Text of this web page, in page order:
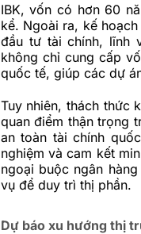
IBK, vốn có hơn 60
kể. Ngoài ra, kế
đầu tư tài chính, lĩnh
không chỉ cung cấp
quốc tế, giúp các dự
Tuy nhiên, thách thức
quan điểm thận trọng
an toàn tài chính
nghiệm và cam kết
ngoại buộc ngân
vụ để duy trì thị phần.
Dự báo xu hướng thị